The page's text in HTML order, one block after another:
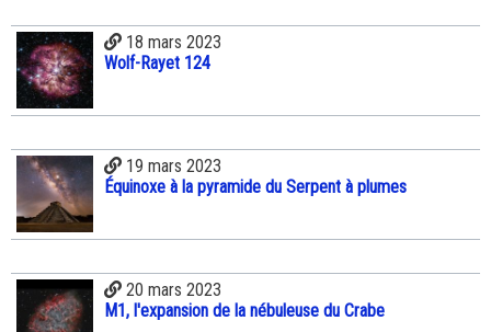
18 mars 2023
Wolf-Rayet 124
19 mars 2023
Équinoxe à la pyramide du Serpent à plumes
20 mars 2023
M1, l'expansion de la nébuleuse du Crabe